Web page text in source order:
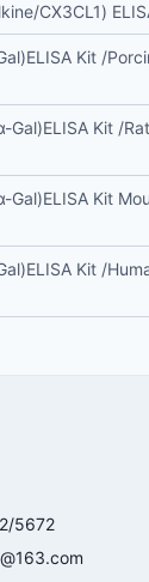
CX3CL1)
Kit /
Gal)ELISA Kit /
Gal)ELISA Kit
Kit /
5672